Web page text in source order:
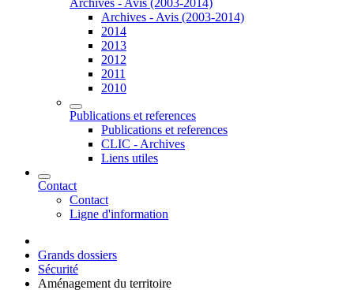
Archives - Avis (2003-2014)
Archives - Avis (2003-2014)
2014
2013
2012
2011
2010
Publications et references
Publications et references
CLIC - Archives
Liens utiles
Contact
Contact
Ligne d'information
Grands dossiers
Sécurité
Aménagement du territoire